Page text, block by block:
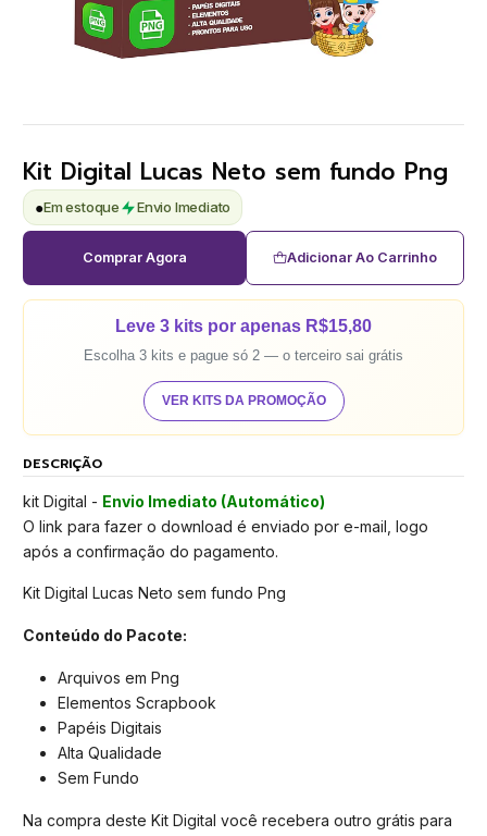
Kit Digital Lucas Neto sem fundo Png
●Em estoque Envio Imediato
Adicionar Ao Carrinho
Comprar Agora
Leve 3 kits por apenas R$15,80
Escolha 3 kits e pague só 2 — o terceiro sai grátis
VER KITS DA PROMOÇÃO
DESCRIÇÃO
kit Digital - Envio Imediato (Automático)
O link para fazer o download é enviado por e-mail, logo
após a confirmação do pagamento.
Kit Digital Lucas Neto sem fundo Png
Conteúdo do Pacote:
Arquivos em Png
Elementos Scrapbook
Papéis Digitais
Alta Qualidade
Sem Fundo
Na compra deste Kit Digital você recebera outro grátis para